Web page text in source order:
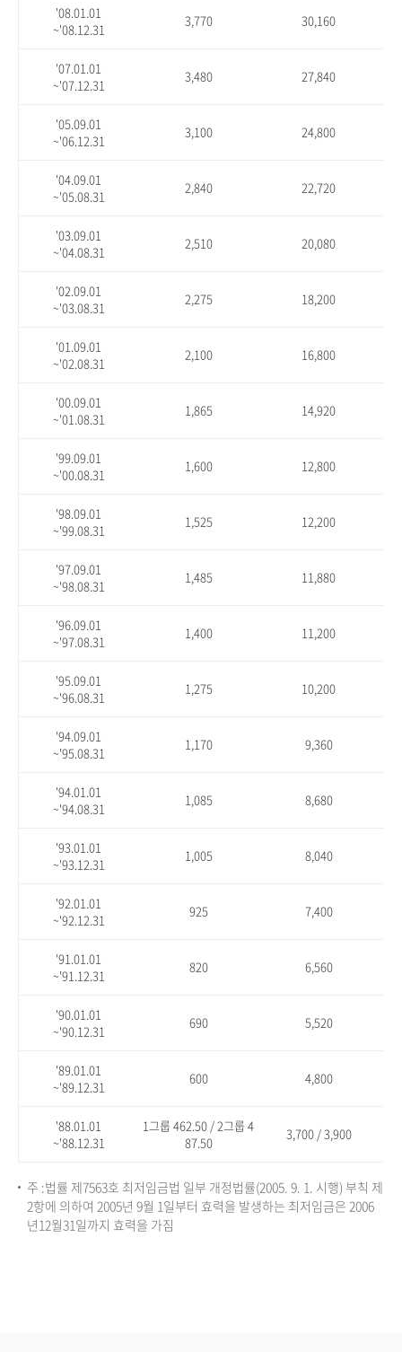
'08.01.01
~'08.12.31
3,770 30,160
'07.01.01
~'07.12.31
3,480 27,840
'05.09.01
~'06.12.31
3,100 24,800
'04.09.01
~'05.08.31
2,840 22,720
'03.09.01
~'04.08.31
2,510 20,080
'02.09.01
~'03.08.31
2,275 18,200
'01.09.01
~'02.08.31
2,100 16,800
'00.09.01
~'01.08.31
1,865 14,920
'99.09.01
~'00.08.31
1,600 12,800
'98.09.01
~'99.08.31
1,525 12,200
'97.09.01
~'98.08.31
1,485 11,880
'96.09.01
~'97.08.31
1,400 11,200
'95.09.01
~'96.08.31
1,275 10,200
'94.09.01
~'95.08.31
1,170 9,360
'94.01.01
~'94.08.31
1,085 8,680
'93.01.01
~'93.12.31
1,005 8,040
'92.01.01
~'92.12.31
925 7,400
'91.01.01
~'91.12.31
820 6,560
'90.01.01
~'90.12.31
690 5,520
'89.01.01
~'89.12.31
600 4,800
'88.01.01
~'88.12.31
1그룹 462.50 / 2그룹 4
87.50
3,700 / 3,900
주 :법률 제7563호 최저임금법 일부 개정법률(2005. 9. 1. 시행) 부칙 제
2항에 의하여 2005년 9월 1일부터 효력을 발생하는 최저임금은 2006
년12월31일까지 효력을 가짐